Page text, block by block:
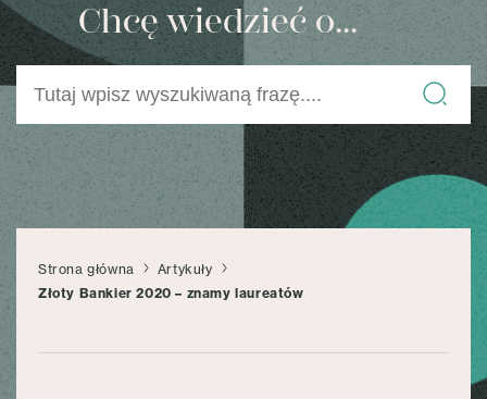
Chcę wiedzieć o...
Strona główna
Artykuły
Złoty Bankier 2020 – znamy laureatów